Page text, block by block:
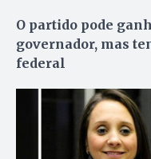
O partido pode
governador, mas
federal